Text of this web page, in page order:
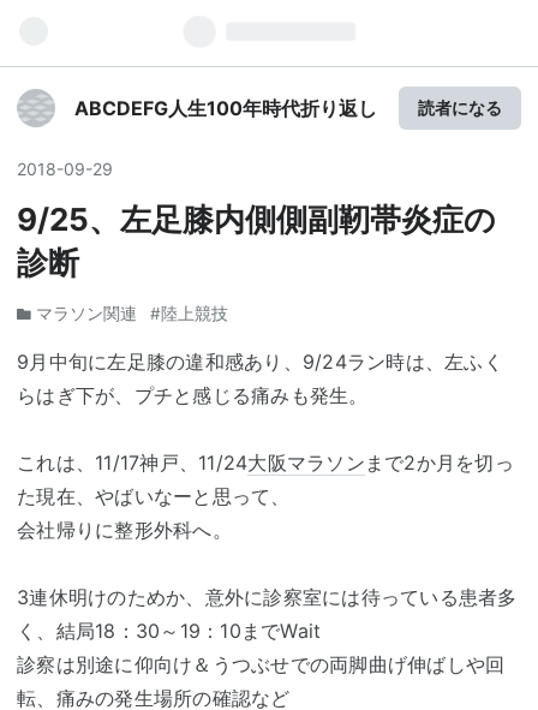
ABCDEFG人生100年時代折り返し 読者になる
2018-09-29
9/25、左足膝内側側副靭帯炎症の
診断
マラソン関連 #陸上競技
9月中旬に左足膝の違和感あり、9/24ラン時は、左ふく
らはぎ下が、プチと感じる痛みも発生。
これは、11/17神戸、11/24大阪マラソン まで2か月を切っ
た現在、やばいなーと思って、
会社帰りに整形外科へ。
3連休明けのためか、意外に診察室には待っている患者多
く、結局18：30～19：10までWait
診察は別途に仰向け＆うつぶせでの両脚曲げ伸ばしや回
転、痛みの発生場所の確認など